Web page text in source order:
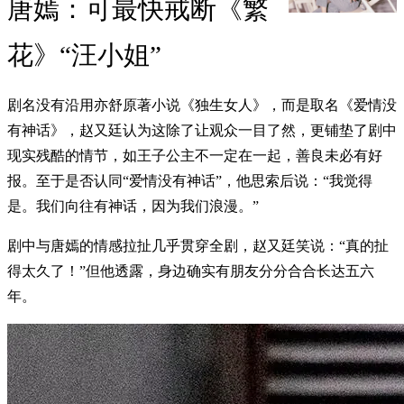
唐嫣：可最快戒断《繁
花》“汪小姐”
剧名没有沿用亦舒原著小说《独生女人》，而是取名《爱情没
有神话》，赵又廷认为这除了让观众一目了然，更铺垫了剧中
现实残酷的情节，如王子公主不一定在一起，善良未必有好
报。至于是否认同“爱情没有神话”，他思索后说：“我觉得
是。我们向往有神话，因为我们浪漫。”
剧中与唐嫣的情感拉扯几乎贯穿全剧，赵又廷笑说：“真的扯
得太久了！”但他透露，身边确实有朋友分分合合长达五六
年。